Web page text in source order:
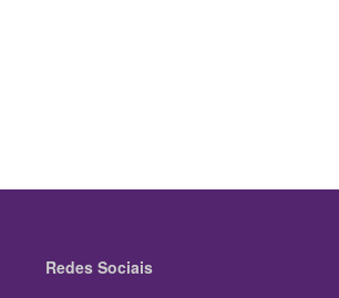
Redes Sociais